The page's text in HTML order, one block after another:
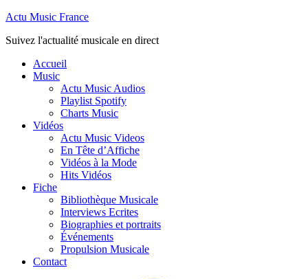
Actu Music France
Suivez l'actualité musicale en direct
Accueil
Music
Actu Music Audios
Playlist Spotify
Charts Music
Vidéos
Actu Music Videos
En Tête d’Affiche
Vidéos à la Mode
Hits Vidéos
Fiche
Bibliothèque Musicale
Interviews Ecrites
Biographies et portraits
Événements
Propulsion Musicale
Contact